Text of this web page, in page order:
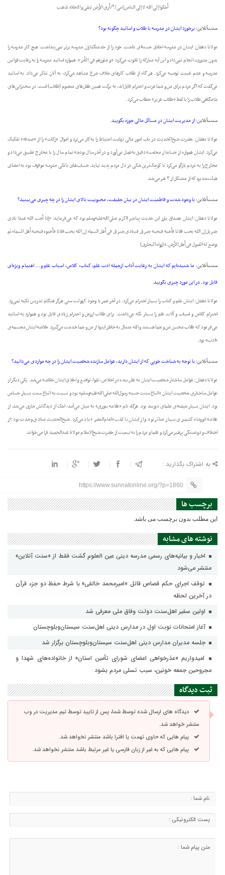
أشکوا إلی الله لا إلی الناس إننی /*/ أری الأرض تبقی و الاخلاء تذهب
سنت‌آنلاین:برخورد ایشان در مدرسه با طلاب و اساتید چگونه بود؟
مولانا دهقان: ایشان در مدرسه اخلاق حسنه‌ای داشت. خود را از خدمتگذاران مدرسه برتر نمی‌پنداشت. هیچ کار مدرسه را
بدون مشورت انجام نمی‌داد و این آیه مبارکه را تلاوت می‌کرد: «و شاورهم فی الأمر». همواره اساتید مدرسه را به رعایت قوانین
مدرسه و عدم غیبت توصیه می‌کرد. هر گاه از طلاب کارهای خلاف شرع مشاهد می‌کرد، به آنان تذکر می‌داد. به اساتید
می‌گفت که اگر مردم برای من و شما عزت و احترام قایل‌اند، به برکت همین طفل‌های معصوم (طلاب) است. در سخنرانی‌های
شامگاهی طلاب را با لفظ «طلاب عزیز» خطاب می‌کرد.
سنت‌آنلاین:از مدیریت ایشان در مسائل مالی حوزه بگویید.
مولانا دهقان: حضرت شیخ‌الحدیث در باب امور مالی نهایت احتیاط را به‌کار می‌برد و اموال «زکات» را از «صدقه» تفکیک
می‌کرد. ایشان همواره از حسابدار محاسبه دقیق به‌عمل می‌آورد و در آخر سال بودجه تمام سال را با مخارح تطبیق می‌داد و
مخارج را به مردم بازگو می‌کرد تا کوچک‌ترین شکی در دل مردم پدید نیاید. حساب‌های بانکی مدرسه موقوف بود به امضای
هیئت‌مدیره که از متشکل از ۳ نفر می‌شد.
سنت‌آنلاین:با وجود شدت و قاطعیت ایشان در بیان حقیقت، محبوبیت بالای ایشان را در چه چیزی می‌بینید؟
مولانا دهقان: ایشان مصداق بارز این حدیث پیامبر ااکرم صلی‌الله‌علیه‌وسلم بود که می‌فرماید: «إذا أحب الله عبدا نادى
جبریل إن الله یحب فلانا فأحبه فیحبه جبریل فینادی جبریل فی أهل السماء إن الله یحب فلانا فأحبوه فیحبه أهل السماء ثم
یوضع له القبول فی أهل الأرض.» (رواه البخاری)
سنت‌آنلاین: ما شنید‌ه‌ایم که ایشان به رعایت آداب ازجمله ادب علم، کتاب، کلاس، اسباب علم و… اهتمام ویژه‌ای
قایل بود. در این مورد چیزی بگویید.
مولانا دهقان: ایشان علم و کتاب را بسیار احترام می‌کرد. در آخر عمر با وجود کهولت سنی هرگز ‌هنگام تدریس تکیه نمی‌زد.
احترام کلاس و اسباب و آلات علم را بسیار نگه می‌داشت. برای طلاب ارزش و احترام زیادی قایل بود و همواره به اساتید
می‌فرمود که طلاب محسن من و شما هستند و الله متعال به خاطر اینها از من و شما خدمت می‌گیرد. خلاصه ایشان مجسمه‌‌ی
«ادب» بود.
سنت‌آنلاین:با توجه به شناخت خوبی که از ایشان دارید، عوامل سازنده شخصیت ایشان را در چه مواردی می‌دانید؟
مولانا دهقان: عوامل ساختار شخصیت ایشان به نظر بنده در اخلاص، تقوا، تواضع و اخلاق ایشان خلاصه می‌شد. یکی دیگر از
عوامل ساختاری شخصیت ایشان «اتباع سنت حسنه رسول‌الله صلی‌الله‌علیه‌وسلم» بود و نسبت به اتباع سنت بسیار حساس
بود. ایشان بسیار شیفته‌‌ی علمای دیوبند بود. هرگاه نام «علامه بنوری» به میان می‌آمد، اشک از دیدگانش جاری می‌شد.از
علامه انورشاه کشمیری بسیار متاثر بود و از ایشان با لقب «امام‌العصر» یاد می‌کرد. شیخ‌الحدیث منادی وحدت بود؛ از
اختلاف و دودستگی پرهیز می‌کرد و علما و مردم را به تبعیت از حضرت شیخ‌الاسلام مولانا عبدالحمید فرا می‌خواند.
به اشتراک بگذارید :
https://www.sunnatonline.org/?p=1860
برچسب ها
این مطلب بدون برچسب می باشد.
نوشته های مشابه
اخبار و بیانیه‌های رسمی مدرسه دینی عین العلوم گشت فقط از «سنت آنلاین»
منتشر می‌شود
توقف اجرای حکم قصاص قاتل «امیرمحمد خالقی» با شرط حفظ دو جزء قرآن
در آخرین لحظه
اولین سفیر اهل‌سنت دولت وفاق ملی معرفی شد
آغاز امتحانات نوبت اول در مدارس دینی اهل‌سنت سیستان‌وبلوچستان
جلسه مدیران مدارس دینی اهل‌سنت سیستان‌وبلوچستان برگزار شد
امیدواریم «عذرخواهی اعضای شورای تأمین استان» از خانواده‌های شهدا و
مجروحین جمعه خونین، سبب تسلی مردم بشود
ثبت دیدگاه
دیدگاه های ارسال شده توسط شما، پس از تایید توسط تیم مدیریت در وب
منتشر خواهد شد.
پیام هایی که حاوی تهمت یا افترا باشد منتشر نخواهد شد.
پیام هایی که به غیر از زبان فارسی یا غیر مرتبط باشد منتشر نخواهد شد.